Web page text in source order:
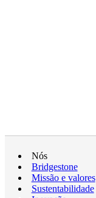
Nós
Bridgestone
Missão e valores
Sustentabilidade